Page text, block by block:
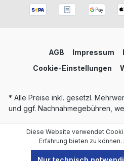
AGB Impressum
Cookie-Einstellungen
* Alle Preise inkl. gesetzl.
und ggf. Nachnahmegebühren,
Diese Website verwendet
Erfahrung bieten zu können.